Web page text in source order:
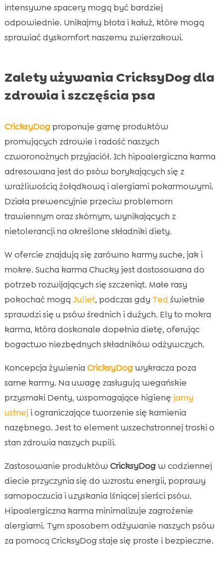
intensywne spacery mogą być bardziej
odpowiednie. Unikajmy błota i kałuż, które mogą
sprawiać dyskomfort naszemu zwierzakowi.
Zalety używania CricksyDog dla
zdrowia i szczęścia psa
CricksyDogproponuje gamę produktów
promujących zdrowie i radość naszych
czworonożnych przyjaciół. Ich hipoalergiczna karma
adresowana jest do psów borykających się z
wrażliwością żołądkową i alergiami pokarmowymi.
Działa prewencyjnie przeciw problemom
trawiennym oraz skórnym, wynikających z
nietolerancji na określone składniki diety.
W ofercie znajdują się zarówno karmy suche, jak i
mokre. Sucha karma Chucky jest dostosowana do
potrzeb rozwijających się szczeniąt. Małe rasy
pokochać mogą Juliet, podczas gdy Tedświetnie
sprawdzi się u psów średnich i dużych. Ely to mokra
karma, która doskonale dopełnia dietę, oferując
bogactwo niezbędnych składników odżywczych.
Koncepcja żywienia CricksyDogwykracza poza
same karmy. Na uwagę zasługują wegańskie
przysmaki Denty, wspomagające higienę jamy
ustnej i ograniczające tworzenie się kamienia
nazębnego. Jest to element wszechstronnej troski o
stan zdrowia naszych pupili.
Zastosowanie produktów CricksyDogw codziennej
diecie przyczynia się do wzrostu energii, poprawy
samopoczucia i uzyskania lśniącej sierści psów.
Hipoalergiczna karma minimalizuje zagrożenie
alergiami. Tym sposobem odżywanie naszych psów
za pomocą CricksyDog staje się proste i bezpieczne.